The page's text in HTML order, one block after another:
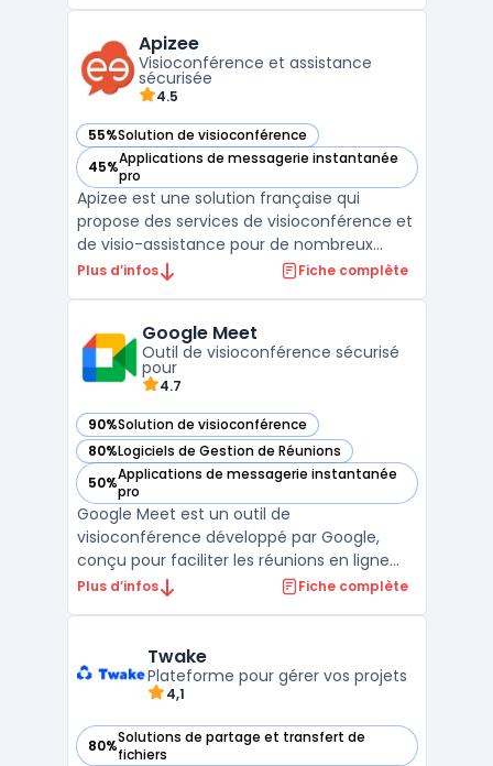
peuvent personnaliser la suite selon leurs
besoins ...
Apizee
Visioconférence et assistance
sécurisée
4.5
55%Solution de visioconférence
— voir Apizee dans cette catégorie
45%Applications de messagerie instantanée
pro
— voir Apizee dans cette catégorie
Apizee est une solution française qui
propose des services de visioconférence et
de visio-assistance pour de nombreux
secteurs comme la santé, l’industrie, et le
des visioconférences directement depuis
un navigateu ...
Plus d’infos Fiche complète
Google Meet
Outil de visioconférence sécurisé
pour
4.7
90%Solution de visioconférence
— voir Google Meet dans cette catégorie
80%Logiciels de Gestion de Réunions
— voir Google Meet dans cette catégorie
50%Applications de messagerie instantanée
pro
— voir Google Meet dans cette catégorie
Google Meet est un outil de
visioconférence développé par Google,
conçu pour faciliter les réunions en ligne
sécurisées et la collaboration en temps
avec une haute qualité audio et vidéo,
grâce à des technologies a ...
Plus d’infos Fiche complète
Twake
Plateforme pour gérer vos projets
4,1
80%Solutions de partage et transfert de
fichiers
— voir Twake dans cette catégorie